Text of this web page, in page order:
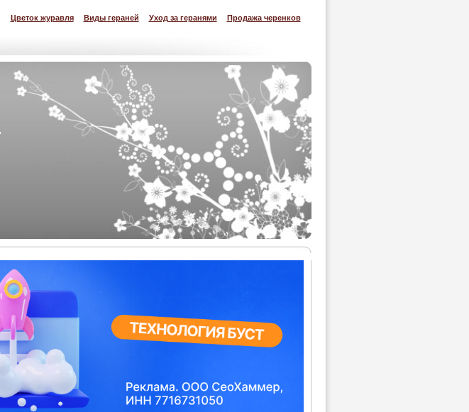
Цветок журавля Виды гераней Уход за геранями Продажа черенков